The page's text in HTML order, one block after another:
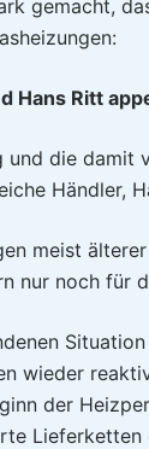
gemacht,
Hans Ritt
und die damit
Händler,
meist
nur noch für
wieder
der
Lieferketten